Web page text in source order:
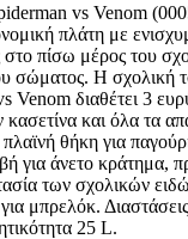
vs Venom
πλάτη με
στο πίσω μέρος του
σώματος. Η σχολική
Venom διαθέτει 3
κασετίνα και όλα τα
θήκη για
για άνετο κράτημα,
των σχολικών
μπρελόκ.
25 L.